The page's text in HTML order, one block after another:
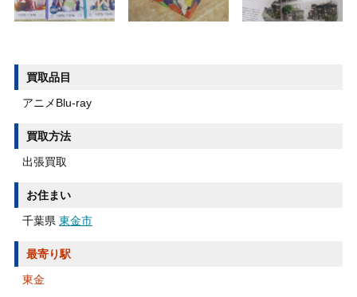
買取品目
アニメBlu-ray
買取方法
出張買取
お住まい
千葉県 東金市
最寄り駅
東金